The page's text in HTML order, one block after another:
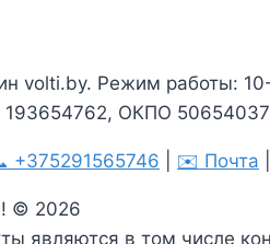
volti.by. Режим работы:
ОКПО
+375291565746 ✉️ Почта
© 2026
являются в том числе